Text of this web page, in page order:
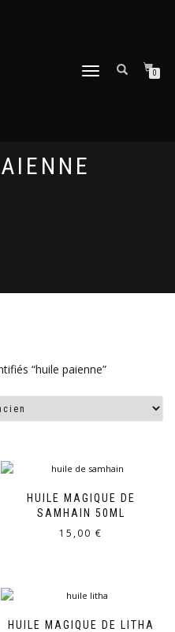
DÉPLIER
0
“huile paienne”
HUILE MAGIQUE DE
SAMHAIN 50ML
15,00 €
HUILE MAGIQUE DE LITHA